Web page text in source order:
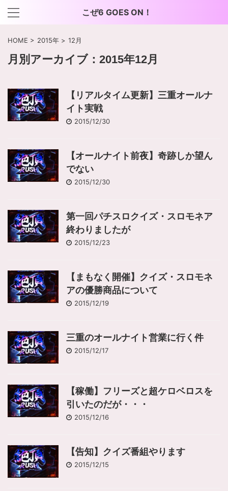
こぜ6 GOES ON！
HOME > 2015年 > 12月
月別アーカイブ：2015年12月
【リアルタイム更新】三重オールナ
イト実戦
2015/12/30
【オールナイト前夜】奇跡しか望ん
でない
2015/12/30
第一回パチスロクイズ・スロモネア
終わりましたが
2015/12/23
【まもなく開催】クイズ・スロモネ
アの優勝商品について
2015/12/19
三重のオールナイト営業に行く件
2015/12/17
【稼働】フリーズと超ケロベロスを
引いたのだが・・・
2015/12/16
【告知】クイズ番組やります
2015/12/15